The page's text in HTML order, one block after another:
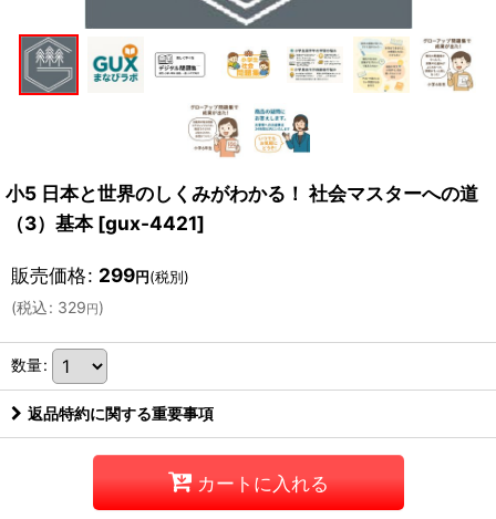
小5 日本と世界のしくみがわかる！ 社会マスターへの道
（3）基本 [gux-4421]
販売価格: 299円(税別)
(税込: 329円)
数量:
返品特約に関する重要事項
カートに入れる